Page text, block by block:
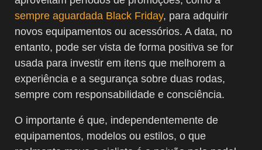
sempre aguardada Black Friday, para adquirir
novos equipamentos ou acessórios. A data, no
entanto, pode ser vista de forma positiva se for
usada para investir em itens que melhorem a
experiência e a segurança sobre duas rodas,
sempre com responsabilidade e consciência.
O importante é que, independentemente de
equipamentos, modelos ou estilos, o que